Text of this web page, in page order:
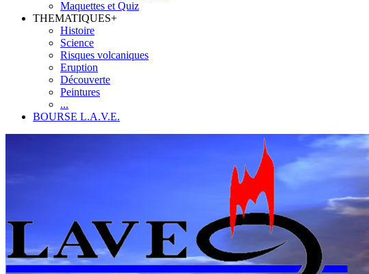
Maquettes et Quiz
THEMATIQUES+
Histoire
Science
Risques volcaniques
Eruption
Découverte
Peintures
...
BOURSE L.A.V.E.